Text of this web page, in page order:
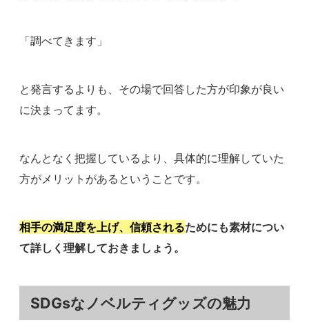
「調べてきます」
と発言するよりも、その場で回答した方が印象が良い
に決まってます。
なんとなく把握しているより、具体的に理解していた
方がメリットがあるということです。
相手の満足度を上げ、信頼されるためにも素材につい
て詳しく理解しておきましょう。
SDGsなノベルティグッズの魅力